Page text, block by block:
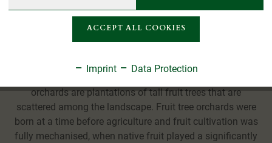
What is a fruit tree orchard?
Orchards have been a characteristic feature of the
villages, around farms, or in open meadows, these
enhance and embellish the local landscape. Fruit tree
orchards are plantations of tall fruit trees that are
scattered among the landscape. Fruit tree orchards were
born at a time before agriculture and fruit cultivation was
fully mechanised, when native fruit played a significantly
Inactive
ACCEPT ALL COOKIES
Imprint Data Protection